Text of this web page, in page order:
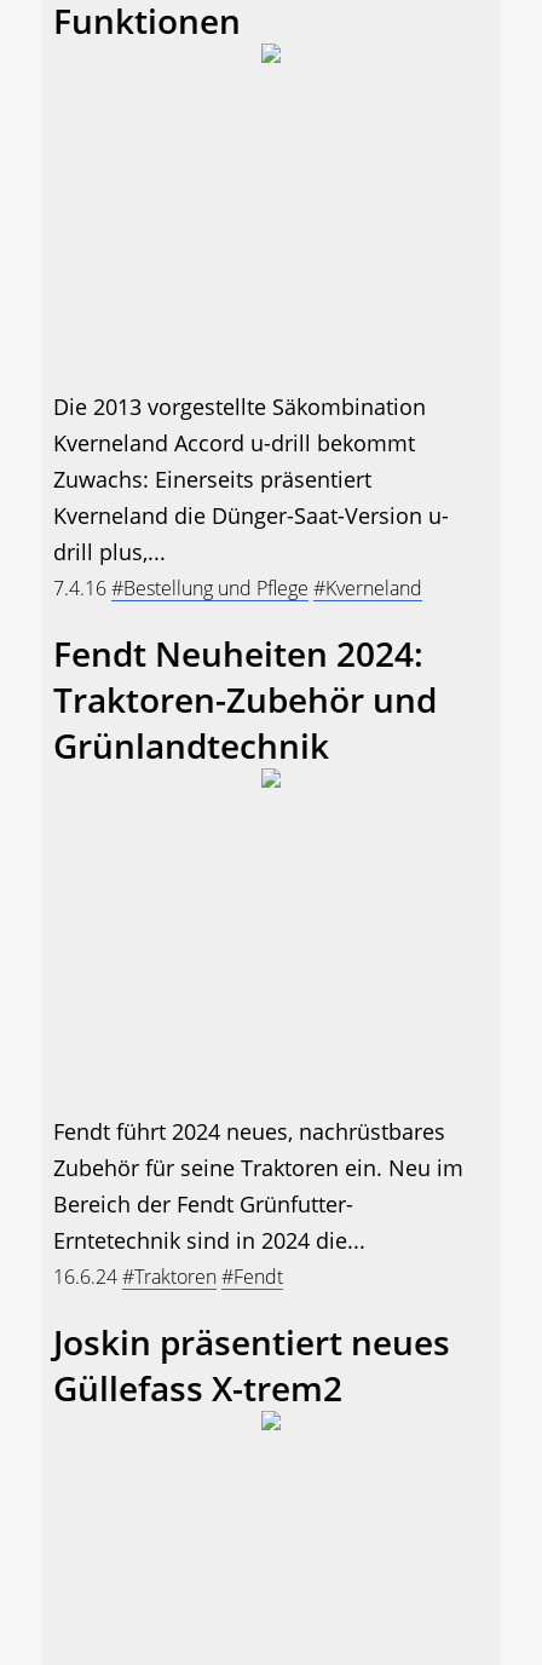
Funktionen
Die 2013 vorgestellte Säkombination
Kverneland Accord u-drill bekommt
Zuwachs: Einerseits präsentiert
Kverneland die Dünger-Saat-Version u-
drill plus,...
7.4.16#Bestellung und Pflege #Kverneland
Fendt Neuheiten 2024:
Traktoren-Zubehör und
Grünlandtechnik
Fendt führt 2024 neues, nachrüstbares
Zubehör für seine Traktoren ein. Neu im
Bereich der Fendt Grünfutter-
Erntetechnik sind in 2024 die...
16.6.24#Traktoren#Fendt
Joskin präsentiert neues
Güllefass X-trem2